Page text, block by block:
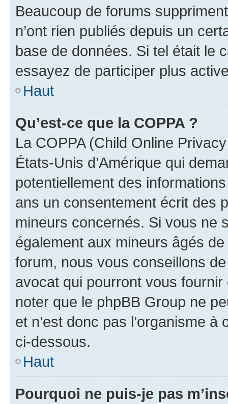
Beaucoup de forums
n’ont rien publiés depuis un
base de données. Si tel était le
essayez de participer plus
Haut
Qu’est-ce que la COPPA ?
La COPPA (Child Online
États-Unis d’Amérique qui
potentiellement des
ans un consentement écrit des
mineurs concernés. Si vous ne
également aux mineurs âgés
forum, nous vous conseillons
avocat qui pourront vous
noter que le phpBB Group ne
et n’est donc pas l’organisme
ci-dessous.
Haut
Pourquoi ne puis-je pas